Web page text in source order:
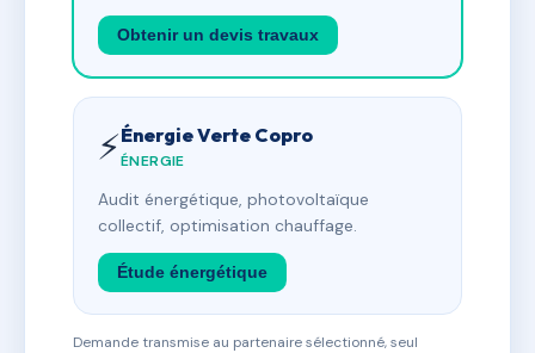
Obtenir un devis travaux
⚡Énergie Verte Copro
ÉNERGIE
Audit énergétique, photovoltaïque
collectif, optimisation chauffage.
Étude énergétique
Demande transmise au partenaire sélectionné, seul